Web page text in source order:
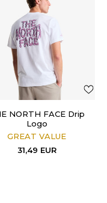
NORTH FACE Drip
Logo
GREAT VALUE
31,49 EUR